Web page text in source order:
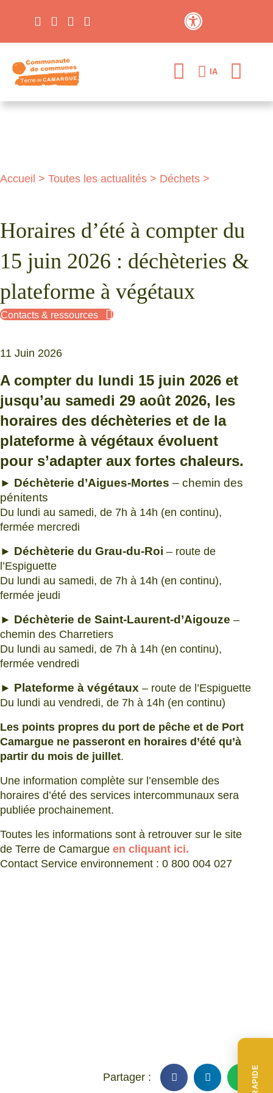
IA
Accueil > Toutes les actualités > Déchets >
Horaires d’été à compter du
15 juin 2026 : déchèteries &
plateforme à végétaux
Contacts & ressources
11 Juin 2026
A compter du lundi 15 juin 2026 et
jusqu’au samedi 29 août 2026, les
horaires des déchèteries et de la
plateforme à végétaux évoluent
pour s’adapter aux fortes chaleurs.
► Déchèterie d’Aigues-Mortes – chemin des
pénitents
Du lundi au samedi, de 7h à 14h (en continu),
fermée mercredi
► Déchèterie du Grau-du-Roi – route de
l’Espiguette
Du lundi au samedi, de 7h à 14h (en continu),
fermée jeudi
► Déchèterie de Saint-Laurent-d’Aigouze –
chemin des Charretiers
Du lundi au samedi, de 7h à 14h (en continu),
fermée vendredi
► Plateforme à végétaux – route de l’Espiguette
Du lundi au vendredi, de 7h à 14h (en continu)
Les points propres du port de pêche et de Port
Camargue ne passeront en horaires d’été qu’à
partir du mois de juillet.
Une information complète sur l’ensemble des
horaires d’été des services intercommunaux sera
publiée prochainement.
Toutes les informations sont à retrouver sur le site
de Terre de Camargue en cliquant ici.
Contact Service environnement : 0 800 004 027